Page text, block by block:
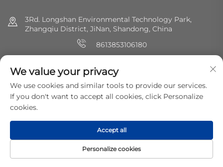
3Rd. Longshan Environmental Technology Park,
Zhangqiu District, JiNan, Shandong, China
8613853106180
[email protected]
Technology Co., Ltd. Hak-hak semua dilindungi.
We value your privacy
We use cookies and similar tools to provide our services.
If you don't want to accept all cookies, click Personalize
cookies.
Personalize cookies
Accept all